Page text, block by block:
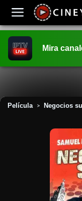
Mira
Película > Negocios